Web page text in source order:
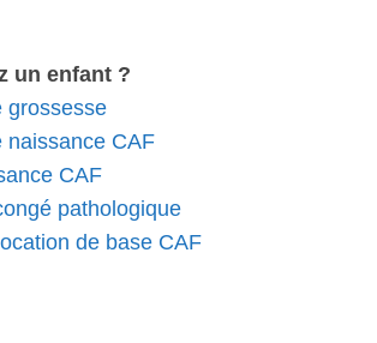
un enfant ?
grossesse
naissance CAF
CAF
pathologique
de base CAF